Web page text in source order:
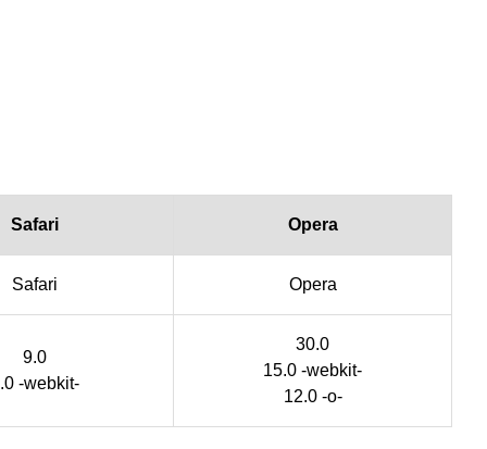
Safari Opera
Safari Opera
9.0
-webkit-
30.0
15.0 -webkit-
12.0 -o-